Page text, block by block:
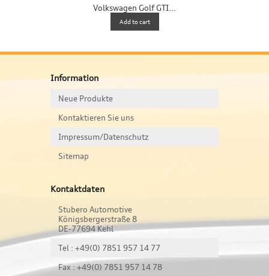
Volkswagen Golf GTI...
Add to cart
Information
Neue Produkte
Kontaktieren Sie uns
Impressum/Datenschutz
Sitemap
Kontaktdaten
Stubero Automotive
Königsbergerstraße 8
DE-77694 Kehl
Tel : +49(0) 7851 957 14 77
Fax : +49(0) 7851 957 14 78